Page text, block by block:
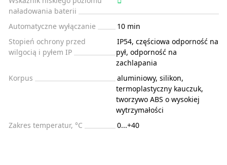
naładowania baterii
Automatyczne wyłączanie
10 min
Stopień ochrony przed
wilgocią i pyłem IP
IP54, częściowa odporność na
pył, odporność na
zachlapania
Korpus
aluminiowy, silikon,
termoplastyczny kauczuk,
tworzywo ABS o wysokiej
wytrzymałości
Zakres temperatur, °C
0...+40